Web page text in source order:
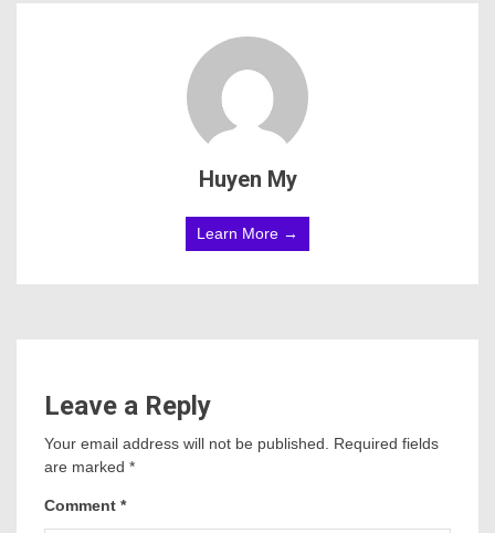
Huyen My
Learn More →
Leave a Reply
Your email address will not be published. Required fields
are marked *
Comment *